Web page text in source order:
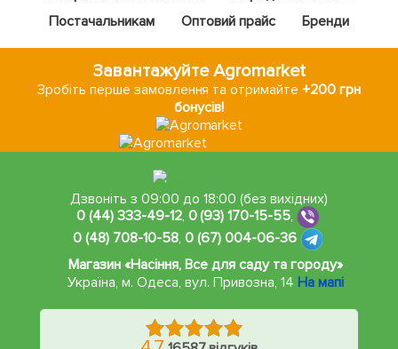
Постачальникам
Оптовий прайс Бренди
Завантажуйте Agromarket
Зробіть перше замовлення та отримайте+200 грн
бонусів!
Дзвоніть з 09:00 до 18:00 (без вихідних)
0 (44) 333-49-12, 0 (93) 170-15-55,
0 (48) 708-10-58, 0 (67) 004-06-36
Магазин «Насіння, Все для саду та городу»
Україна, м. Одеса,вул. Привозна, 14 На мапі